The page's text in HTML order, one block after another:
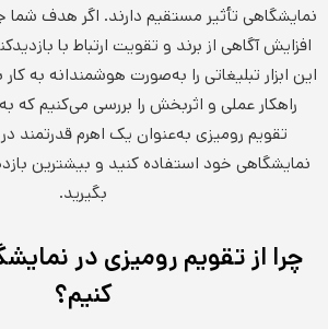
نمایشگاهی تأثیر مستقیم دارند. اگر هدف
افزایش آگاهی از برند و تقویت ارتباط با
راهکار عملی و اثربخش را بررسی می‌کنیم که
تقویم رومیزی به‌عنوان یک اهرم قدرتمند
نمایشگاهی خود استفاده کنید و بیشترین
بگیرید.
چرا از تقویم رومیزی در
کنیم؟